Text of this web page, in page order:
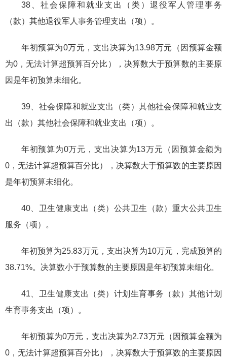
38、社会保障和就业支出（类）退役军人管理事务
（款）其他退役军人事务管理支出（项）。
年初预算为0万元，支出决算为13.98万元（因预算金额
为0，无法计算超预算百分比），决算数大于预算数的主要原
因是年初预算未细化。
39、社会保障和就业支出（类）其他社会保障和就业支
出（款）其他社会保障和就业支出（项）。
年初预算为0万元，支出决算为13万元（因预算金额为
0，无法计算超预算百分比），决算数大于预算数的主要原因
是年初预算未细化。
40、卫生健康支出（类）公共卫生（款）重大公共卫生
服务（项）。
年初预算为25.83万元，支出决算为10万元，完成预算的
38.71%。决算数小于预算数的主要原因是年初预算未细化。
41、卫生健康支出（类）计划生育事务（款）其他计划
生育事务支出（项）。
年初预算为0万元，支出决算为2.73万元（因预算金额为
0，无法计算超预算百分比），决算数大于预算数的主要原因